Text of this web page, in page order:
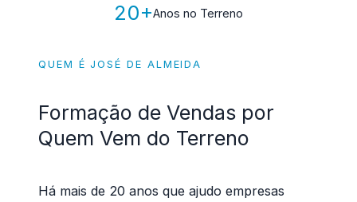
20+Anos no Terreno
QUEM É JOSÉ DE ALMEIDA
Formação de Vendas por
Quem Vem do Terreno
Há mais de 20 anos que ajudo empresas